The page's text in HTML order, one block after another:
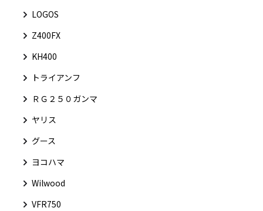
LOGOS
Z400FX
KH400
トライアンフ
ＲＧ２５０ガンマ
ヤリス
グース
ヨコハマ
Wilwood
VFR750